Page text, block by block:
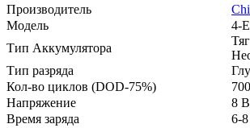
Производитель
Модель
4-
Тип Аккумулятора
Тип разряда
Кол-во циклов (DOD-75%)
Напряжение
8 В
Время заряда
6-8